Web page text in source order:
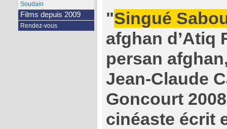
"Singué
afghan d’Atiq
persan
Jean-Claude
Goncourt
cinéaste écrit
Soudain
Films depuis 2009
Rendez-vous